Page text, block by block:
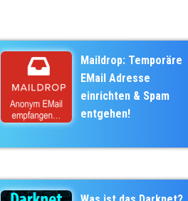
Maildrop: Temporäre
EMail Adresse
einrichten & Spam
entgehen!